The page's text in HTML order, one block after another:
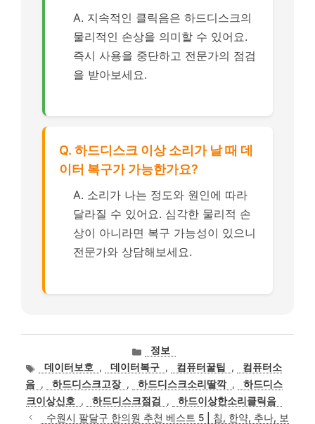
A. 지속적인 클릭음은 하드디스크의
물리적인 손상을 의미할 수 있어요.
즉시 사용을 중단하고 전문가의 점검
을 받아보세요.
Q. 하드디스크 이상 소리가 날 때 데
이터 복구가 가능한가요?
A. 소리가 나는 정도와 원인에 따라
달라질 수 있어요. 심각한 물리적 손
상이 아니라면 복구 가능성이 있으니
전문가와 상담해보세요.
카
테
고
리
정보
태데이터보호 , 데이터복구 , 컴퓨터꿀팁 ,
컴퓨터소
음 , 하드디스크고장 , 하드디스크소리딸깍 ,
하드디스
크이상신호
, 하드디스크점검 ,
하드이상한소리클릭음
수원시 팔달구 한의원 추천 베스트 5 | 침, 한약, 추나, 보